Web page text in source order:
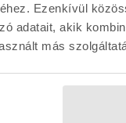
Ezenkívül
adatait, akik
más